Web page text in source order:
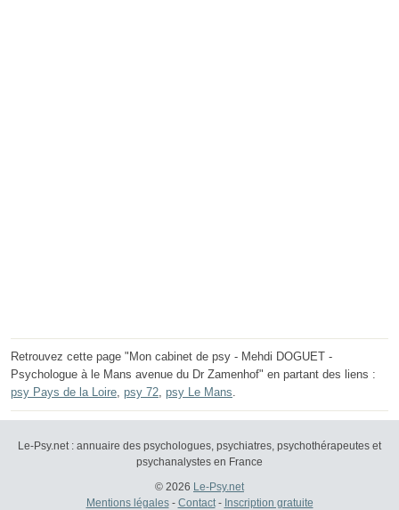
Retrouvez cette page "Mon cabinet de psy - Mehdi DOGUET -
Psychologue à le Mans avenue du Dr Zamenhof" en partant des liens :
psy Pays de la Loire, psy 72, psy Le Mans.
Le-Psy.net : annuaire des psychologues, psychiatres, psychothérapeutes et
psychanalystes en France
© 2026 Le-Psy.net
Mentions légales- Contact- Inscription gratuite